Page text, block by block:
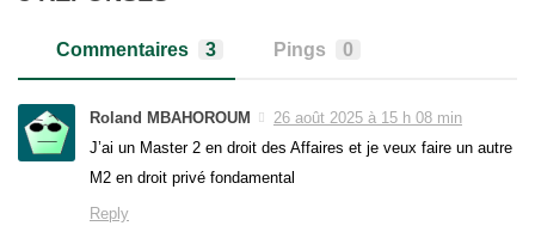
Commentaires 3 Pings 0
Roland MBAHOROUM
26 août 2025 à 15 h 08 min
J’ai un Master 2 en droit des Affaires et je veux faire un autre
M2 en droit privé fondamental
Reply